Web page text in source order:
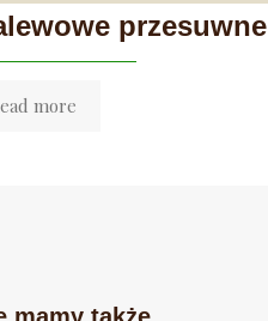
przesuwne
more